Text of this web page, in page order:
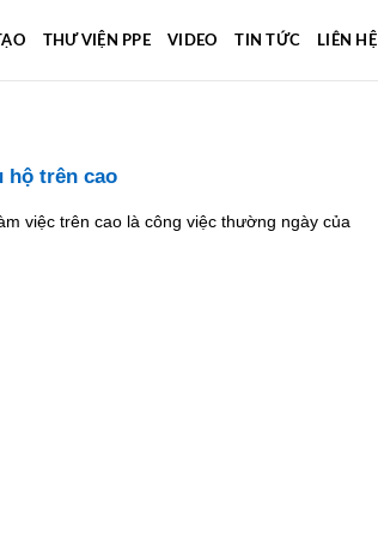
THƯ VIỆN PPE VIDEO TIN TỨC LIÊN HỆ
hộ trên cao
việc trên cao là công việc thường ngày của